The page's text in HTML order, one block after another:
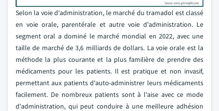
Selon la voie d'administration, le marché du tramadol est classé
en voie orale, parentérale et autre voie d'administration. Le
segment oral a dominé le marché mondial en 2022, avec une
taille de marché de 3,6 milliards de dollars. La voie orale est la
méthode la plus courante et la plus familière de prendre des
médicaments pour les patients. Il est pratique et non invasif,
permettant aux patients d'auto-administrer leurs médicaments
facilement. De nombreux patients sont à l'aise avec ce mode
d'administration, qui peut conduire à une meilleure adhésion